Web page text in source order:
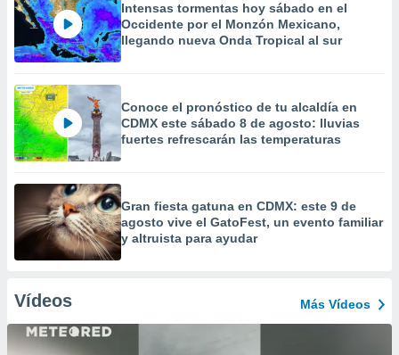
Intensas tormentas hoy sábado en el
Occidente por el Monzón Mexicano,
llegando nueva Onda Tropical al sur
Conoce el pronóstico de tu alcaldía en
CDMX este sábado 8 de agosto: lluvias
fuertes refrescarán las temperaturas
Gran fiesta gatuna en CDMX: este 9 de
agosto vive el GatoFest, un evento familiar
y altruista para ayudar
Vídeos Más Vídeos